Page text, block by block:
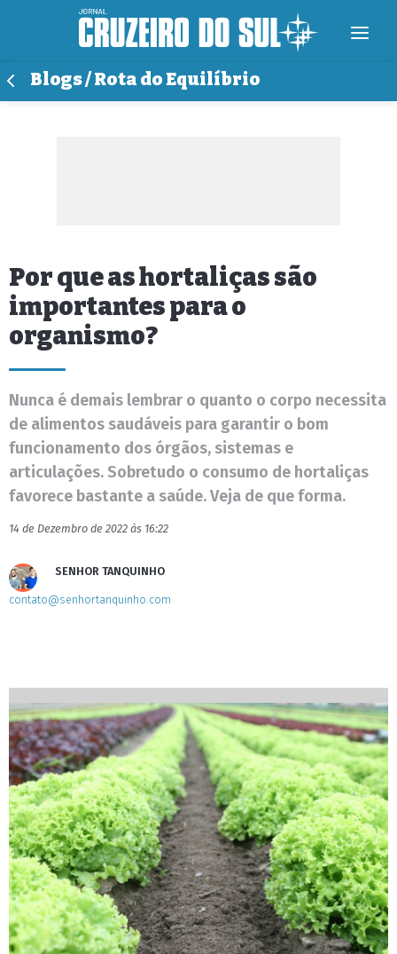
Blogs / Rota do Equilíbrio
Por que as hortaliças são
importantes para o
organismo?
Nunca é demais lembrar o quanto o corpo necessita
de alimentos saudáveis para garantir o bom
funcionamento dos órgãos, sistemas e
articulações. Sobretudo o consumo de hortaliças
favorece bastante a saúde. Veja de que forma.
14 de Dezembro de 2022 às 16:22
SENHOR TANQUINHO
contato@senhortanquinho.com